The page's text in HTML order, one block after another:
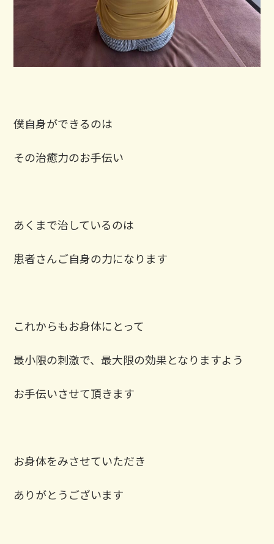
僕自身ができるのは
その治癒力のお手伝い
あくまで治しているのは
患者さんご自身の力になります
これからもお身体にとって
最小限の刺激で、最大限の効果となりますよう
お手伝いさせて頂きます
お身体をみさせていただき
ありがとうございます